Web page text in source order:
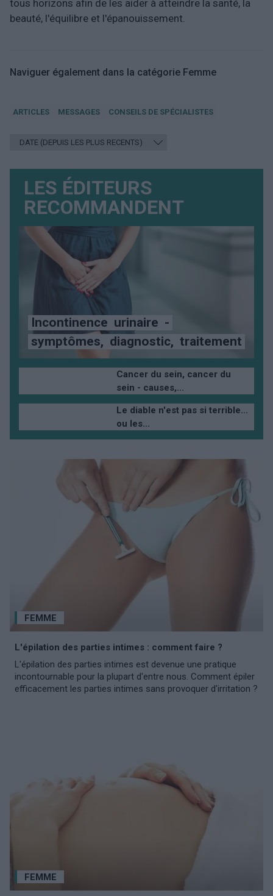
tous horizons afin de les aider à atteindre la santé, la
beauté, l'équilibre et l'épanouissement.
Naviguer également dans la catégorie Femme
ARTICLES MESSAGES CONSEILS DE SPÉCIALISTES
LES ÉDITEURS
RECOMMANDENT
Incontinence urinaire -
symptômes, diagnostic, traitement
Cancer du sein, cancer du
sein - causes,...
Le diable n'est pas si terrible...
ou les...
FEMME
L'épilation des parties intimes : comment faire ?
L'épilation des parties intimes est devenue une pratique
incontournable pour la plupart d'entre nous. Comment épiler
efficacement les parties intimes sans provoquer d'irritation ?
FEMME